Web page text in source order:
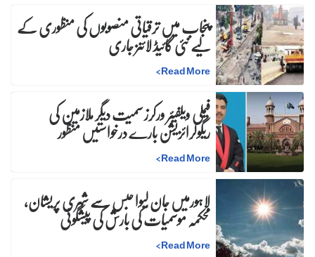
پنجاب میں ترقیاتی منصوبوں کی منظوری کے
لیے نئی گائیڈ لائنز جاری
Read More
>
فیملی ویلفیئر ورکرز سمیت دیگر ملازمین کی
ریگولرائزیشن بارے درخواستیں منظور
Read More
>
لاہورمیں جان لیوا حبس سے شہری پریشان،
محکمہ موسمیات کی بارش کی پیشگوئی
Read More
>